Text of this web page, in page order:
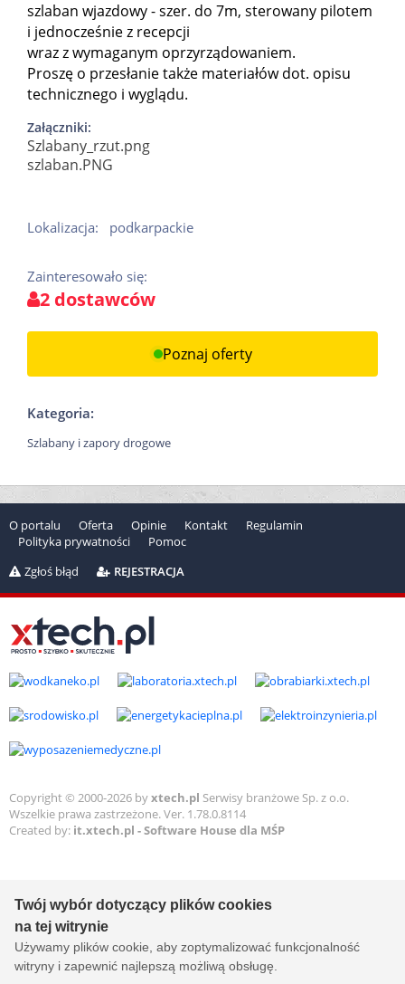
Twój wybór dotyczący plików cookies
na tej witrynie
Używamy plików cookie, aby zoptymalizować funkcjonalność
witryny i zapewnić najlepszą możliwą obsługę.
szlaban wjazdowy - szer. do 7m, sterowany pilotem
i jednocześnie z recepcji
wraz z wymaganym oprzyrządowaniem.
Proszę o przesłanie także materiałów dot. opisu
technicznego i wyglądu.
Załączniki:
Szlabany_rzut.png
szlaban.PNG
Lokalizacja: podkarpackie
Zainteresowało się:
2 dostawców
Poznaj oferty
Kategoria:
Szlabany i zapory drogowe
O portalu Oferta Opinie Kontakt
Regulamin
Polityka prywatności
Pomoc
Zgłoś błąd
REJESTRACJA
Copyright © 2000-2026 byxtech.pl Serwisy branżowe Sp. z o.o.
Wszelkie prawa zastrzeżone. Ver. 1.78.0.8114
Created by: it.xtech.pl - Software House dla MŚP